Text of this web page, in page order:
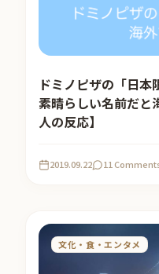
ドミノピザの「日
素晴らしい名前だと
人の反応】
2019.09.22 11
文化・食・エンタメ